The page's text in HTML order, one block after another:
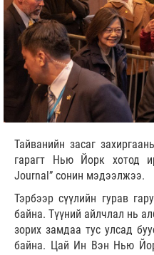
Тайванийн засаг
гарагт Нью Йорк хотод
Journal” сонин мэдээлжээ.
Тэрбээр сүүлийн гурав
байна. Түүний айлчлал нь
зорих замдаа тус улсад
байна. Цай Ин Вэн Нью